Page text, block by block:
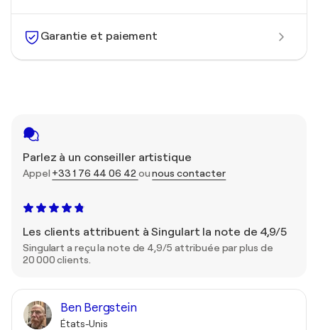
Garantie et paiement
Parlez à un conseiller artistique
Appel +33 1 76 44 06 42 ounous contacter
Les clients attribuent à Singulart la note de 4,9/5
Singulart a reçu la note de 4,9/5 attribuée par plus de
20 000 clients.
Ben Bergstein
États-Unis